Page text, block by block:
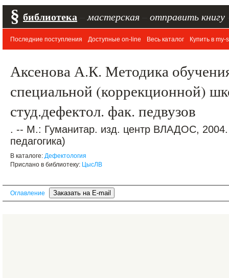
§ библиотека мастерская отправить книгу
Последние поступления Доступные on-line Весь каталог Купить в my-
Аксенова А.К. Методика
специальной (коррекционной)
студ.дефектол. фак. педвузов
. -- М.: Гуманитар. изд. центр ВЛАДОС, 2004.
педагогика)
В каталоге: Дефектология
Прислано в библиотеку: ЦысЛВ
Оглавление